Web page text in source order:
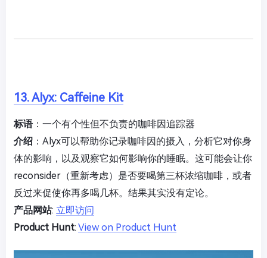
13. Alyx: Caffeine Kit
标语：一个有个性但不负责的咖啡因追踪器
介绍 ：Alyx可以帮助你记录咖啡因的摄入，分析它对你身
体的影响，以及观察它如何影响你的睡眠。这可能会让你
reconsider（重新考虑）是否要喝第三杯浓缩咖啡，或者
反过来促使你再多喝几杯。结果其实没有定论。
产品网站: 立即访问
Product Hunt: View on Product Hunt